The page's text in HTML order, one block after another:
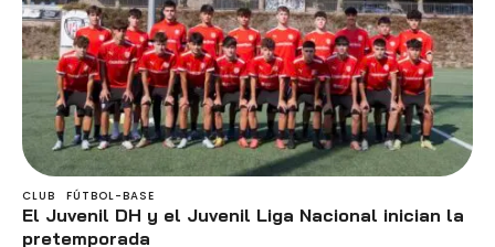
CLUB FÚTBOL-BASE
El Juvenil DH y el Juvenil Liga Nacional inician la
pretemporada